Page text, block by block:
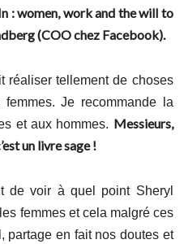
: women, work and the will to
(COO chez Facebook).
réaliser tellement de choses
Je recommande la
et aux hommes. Messieurs,
un livre sage !
de voir à quel point Sheryl
femmes et cela malgré ces
partage en fait nos doutes et